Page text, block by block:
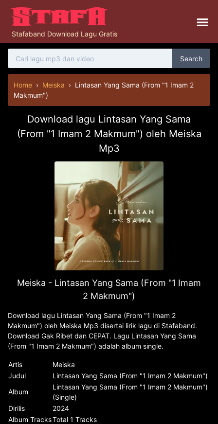
Stafaband Download Lagu Gratis
Search
Home › Meiska › Lintasan Yang Sama (From "1 Imam 2
Makmum")
Download lagu Lintasan Yang Sama
(From "1 Imam 2 Makmum") oleh Meiska
Mp3
Meiska - Lintasan Yang Sama (From "1 Imam
2 Makmum")
Download lagu Lintasan Yang Sama (From "1 Imam 2
Makmum") oleh Meiska Mp3 disertai lirik lagu di Stafaband.
Download Gak Ribet dan CEPAT. Lagu Lintasan Yang Sama
(From "1 Imam 2 Makmum") adalah album single.
Artis
Meiska
Judul
Lintasan Yang Sama (From "1 Imam 2 Makmum")
Album
Lintasan Yang Sama (From "1 Imam 2 Makmum")
(Single)
Dirilis
2024
Album TracksTotal 1 Tracks